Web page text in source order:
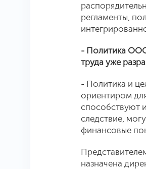
регламенты,
- Политика ООО
труда уже
- Политика и
ориентиром
способствуют
следствие,
финансовые
назначена